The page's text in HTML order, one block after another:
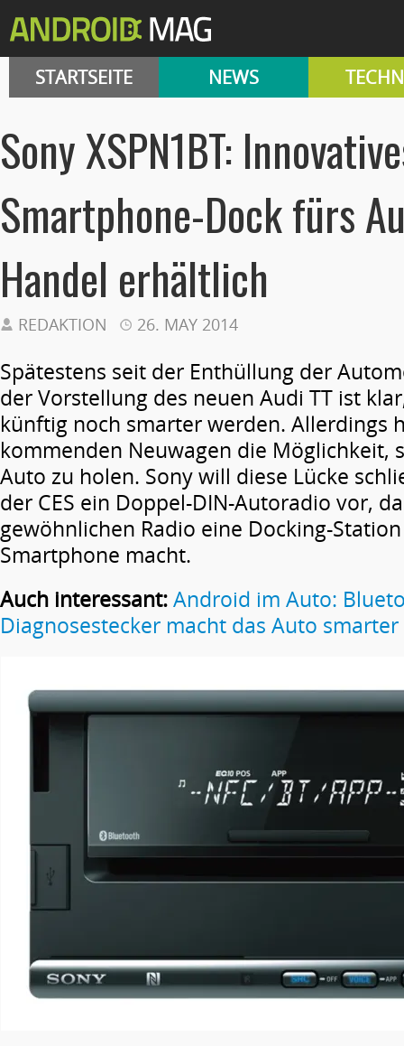
STARTSEITE NEWS
Sony XSPN1BT:
Smartphone-Dock fürs
Handel erhältlich
REDAKTION 26. MAY 2014
Spätestens seit der Enthüllung der
der Vorstellung des neuen Audi TT ist
künftig noch smarter werden. Allerdings
kommenden Neuwagen die Möglichkeit,
Auto zu holen. Sony will diese Lücke
der CES ein Doppel-DIN-Autoradio vor,
gewöhnlichen Radio eine Docking-
Smartphone macht.
Auch interessant:Android im Auto:
Diagnosestecker macht das Auto smarter